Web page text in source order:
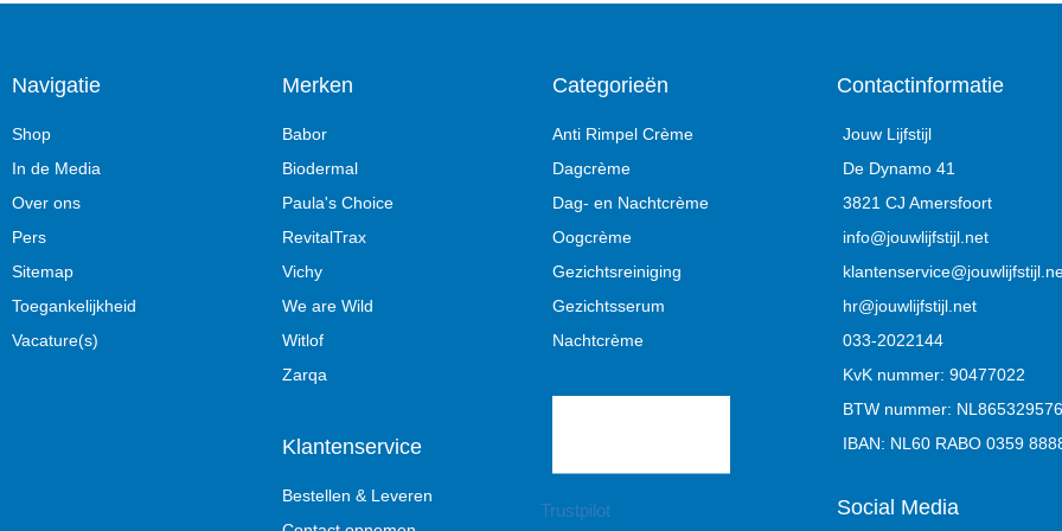
Navigatie
Shop
In de Media
Over ons
Pers
Sitemap
Toegankelijkheid
Vacature(s)
Merken
Babor
Biodermal
Paula's Choice
RevitalTrax
Vichy
We are Wild
Witlof
Zarqa
Klantenservice
Bestellen & Leveren
Categorieën
Anti Rimpel Crème
Dagcrème
Dag- en Nachtcrème
Oogcrème
Gezichtsreiniging
Gezichtsserum
Nachtcrème
Trustpilot
Contactinformatie
Jouw Lijfstijl
De Dynamo 41
3821 CJ Amersfoort
info@jouwlijfstijl.net
hr@jouwlijfstijl.net
033-2022144
KvK nummer: 90477022
BTW nummer:
IBAN: NL60 RABO 0359
Social Media
Y
F